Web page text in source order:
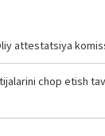
attestatsiya
chop etish